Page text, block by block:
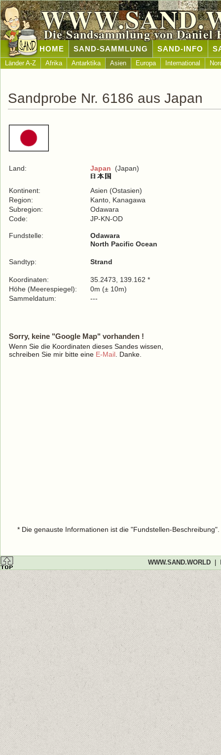
Die Sandsammlung von Daniel
HOME SAND-SAMMLUNG SAND-INFO
Länder A-Z Afrika Antarktika Asien Europa International
Sandprobe Nr. 6186 aus Japan
Land: Japan (Japan)
Kontinent:
Asien (Ostasien)
Region:
Kanto, Kanagawa
Subregion:
Odawara
Code:
JP-KN-OD
Fundstelle:
Odawara
North Pacific Ocean
Sandtyp: Strand
Koordinaten:
35.2473, 139.162 *
Höhe (Meerespiegel):
0m (± 10m)
Sammeldatum:
---
Sorry, keine "Google Map" vorhanden !
Wenn Sie die Koordinaten dieses Sandes wissen,
schreiben Sie mir bitte eine E-Mail . Danke.
* Die genauste Informationen ist die "Fundstellen-
WWW.SAND.WORLD|